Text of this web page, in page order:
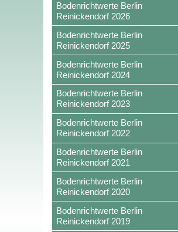
Bodenrichtwerte Berlin
Reinickendorf 2026
Bodenrichtwerte Berlin
Reinickendorf 2025
Bodenrichtwerte Berlin
Reinickendorf 2024
Bodenrichtwerte Berlin
Reinickendorf 2023
Bodenrichtwerte Berlin
Reinickendorf 2022
Bodenrichtwerte Berlin
Reinickendorf 2021
Bodenrichtwerte Berlin
Reinickendorf 2020
Bodenrichtwerte Berlin
Reinickendorf 2019